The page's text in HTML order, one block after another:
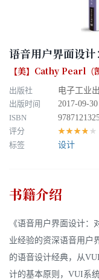
语音用户界面设计
【美】Cathy Pearl（
出版社
电子工业
出版时间
2017-09-30
ISBN
评分
★★★★★
标签 设计
书籍介绍
《语音用户界面设计：
业经验的资深语音用户
的语音设计经典，从
计的基本原则，VUI系